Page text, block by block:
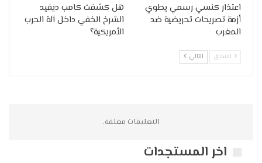
اعتذار كنسي رسمي يطوي
أزمة تصريحات تحريضية ضد
المغرب
هل كشفت كامب ديفيد
الشرخ الخفي داخل آلة الحرب
الأمريكية؟
السابق التالي
التعليقات مغلقة.
اخر المستجدات